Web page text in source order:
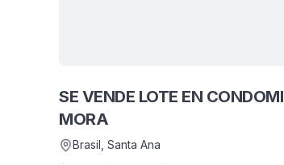
SE VENDE LOTE EN
MORA
Brasil , Santa Ana